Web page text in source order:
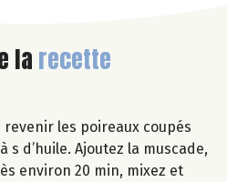
larecette
revenir les poireaux coupés
s d’huile. Ajoutez la muscade,
environ 20 min, mixez et